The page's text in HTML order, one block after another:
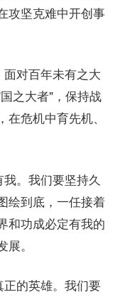
攻坚克难中开创事
对百年未有之大
之大者"，保持战
危机中育先机、
。我们要坚持久
绘到底，一任接着
和功成必定有我的
。
的英雄。我们要